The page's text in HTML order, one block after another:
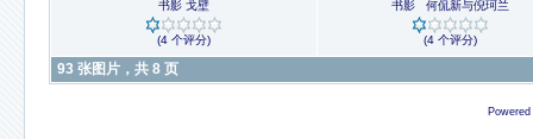
书影 戈壁
(4 个评分)
书影 何侃新与倪珂兰
(4 个评分)
93 张图片，共 8 页